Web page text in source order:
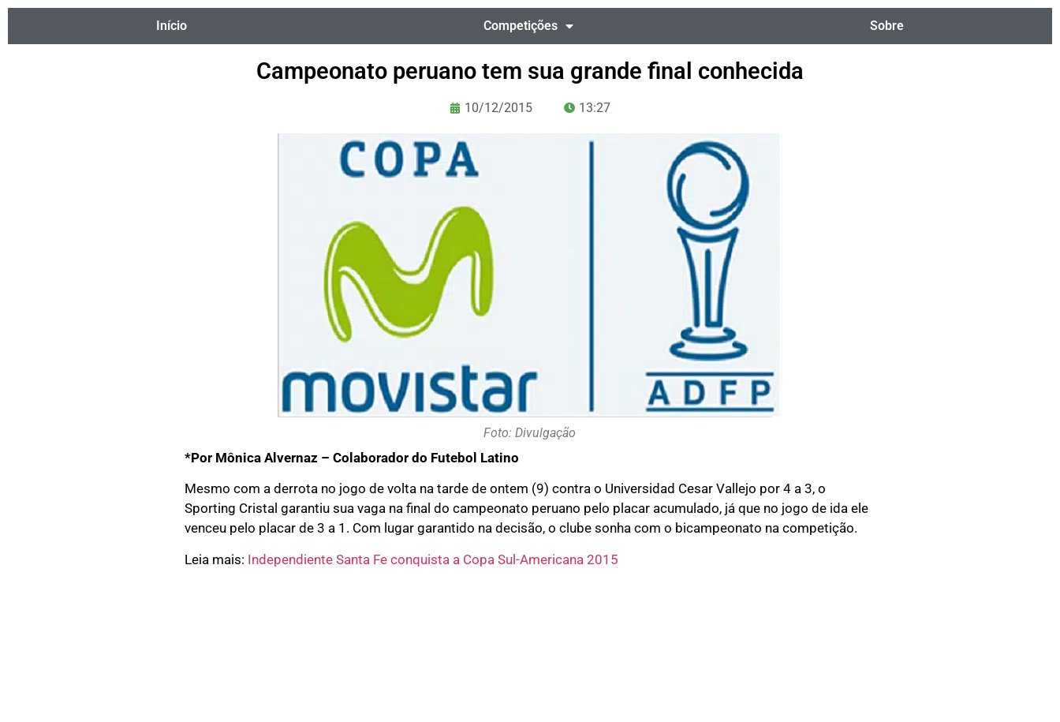
Início Competições Sobre
Campeonato peruano tem sua grande final conhecida
10/12/2015 13:27
Foto: Divulgação
*Por Mônica Alvernaz – Colaborador do Futebol Latino
Mesmo com a derrota no jogo de volta na tarde de ontem (9) contra o Universidad Cesar Vallejo por 4 a 3, o
Sporting Cristal garantiu sua vaga na final do campeonato peruano pelo placar acumulado, já que no jogo de ida ele
venceu pelo placar de 3 a 1. Com lugar garantido na decisão, o clube sonha com o bicampeonato na competição.
Leia mais: Independiente Santa Fe conquista a Copa Sul-Americana 2015